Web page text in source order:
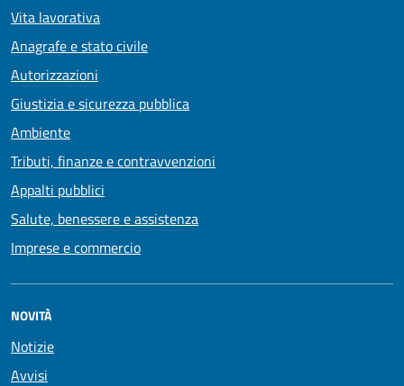
Vita lavorativa
Anagrafe e stato civile
Autorizzazioni
Giustizia e sicurezza pubblica
Ambiente
Tributi, finanze e contravvenzioni
Appalti pubblici
Salute, benessere e assistenza
Imprese e commercio
NOVITÀ
Notizie
Avvisi